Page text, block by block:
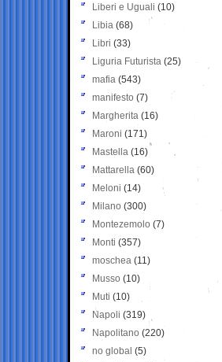
Liberi e Uguali (10)
Libia (68)
Libri (33)
Liguria Futurista (25)
mafia (543)
manifesto (7)
Margherita (16)
Maroni (171)
Mastella (16)
Mattarella (60)
Meloni (14)
Milano (300)
Montezemolo (7)
Monti (357)
moschea (11)
Musso (10)
Muti (10)
Napoli (319)
Napolitano (220)
no global (5)